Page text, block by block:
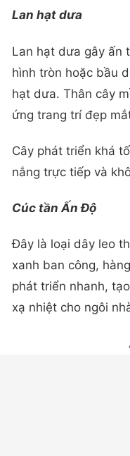
Lan hạt dưa
Lan hạt dưa gây ấn
hình tròn hoặc bầu
hạt dưa. Thân cây
ứng trang trí đẹp
Cây phát triển khá
nắng trực tiếp và
Cúc tần Ấn Độ
Đây là loại dây leo
xanh ban công,
phát triển nhanh,
xạ nhiệt cho ngôi